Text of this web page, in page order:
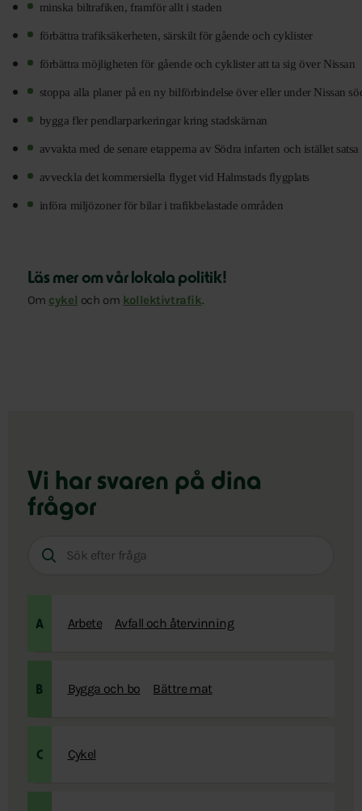
minska biltrafiken, framför allt i staden
förbättra trafiksäkerheten, särskilt för gående och cyklister
förbättra möjligheten för gående och cyklister att ta sig över Nissan
stoppa alla planer på en ny bilförbindelse över eller under Nissan
bygga fler pendlarparkeringar kring stadskärnan
avvakta med de senare etapperna av Södra infarten och istället
avveckla det kommersiella flyget vid Halmstads flygplats
införa miljözoner för bilar i trafikbelastade områden
Läs mer om vår lokala politik!
Om cykel och om kollektivtrafik.
Vi har svaren på dina
frågor
A Arbete Avfall och återvinning
B Bygga och bo Bättre mat
C Cykel